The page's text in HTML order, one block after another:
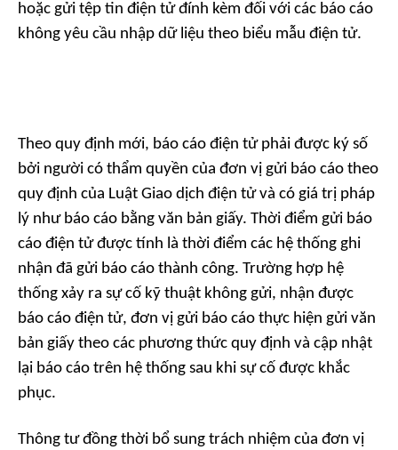
hoặc gửi tệp tin điện tử đính kèm đối với các báo cáo
không yêu cầu nhập dữ liệu theo biểu mẫu điện tử.
Theo quy định mới, báo cáo điện tử phải được ký số
bởi người có thẩm quyền của đơn vị gửi báo cáo theo
quy định của Luật Giao dịch điện tử và có giá trị pháp
lý như báo cáo bằng văn bản giấy. Thời điểm gửi báo
cáo điện tử được tính là thời điểm các hệ thống ghi
nhận đã gửi báo cáo thành công. Trường hợp hệ
thống xảy ra sự cố kỹ thuật không gửi, nhận được
báo cáo điện tử, đơn vị gửi báo cáo thực hiện gửi văn
bản giấy theo các phương thức quy định và cập nhật
lại báo cáo trên hệ thống sau khi sự cố được khắc
phục.
Thông tư đồng thời bổ sung trách nhiệm của đơn vị